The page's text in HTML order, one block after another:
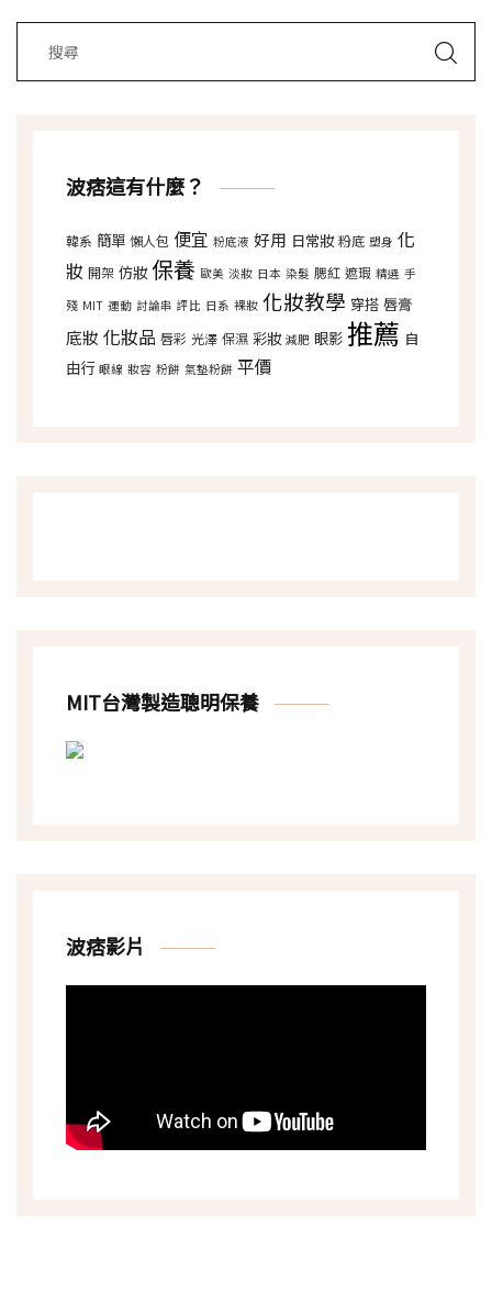
波痞這有什麼？
韓系 簡單 懶人包 便宜 粉底液 好用 日常妝 粉底 塑身 化
妝 開架 仿妝 保養 歐美 淡妝 日本 染髮 腮紅 遮瑕 精選 手
殘 MIT 運動 討論串 評比 日系 裸妝 化妝教學 穿搭 唇膏
底妝 化妝品 唇彩 光澤 保濕 彩妝 減肥 眼影 推薦 自
由行 眼線 妝容 粉餅 氣墊粉餅 平價
MIT台灣製造聰明保養
波痞影片